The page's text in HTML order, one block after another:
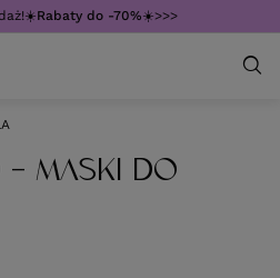
Rabaty do -70%☀️>>>
- MASKI DO